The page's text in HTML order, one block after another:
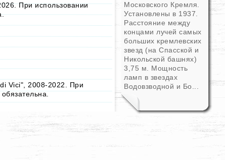
При использовании
Vici", 2008-2022. При
обязательна.
Московского Кремля.
Установлены в 1937.
Расстояние между
концами лучей самых
больших кремлевских
звезд (на Спасской и
Никольской башнях)
3,75 м. Мощность
ламп в звездах
Водовзводной и Бо...